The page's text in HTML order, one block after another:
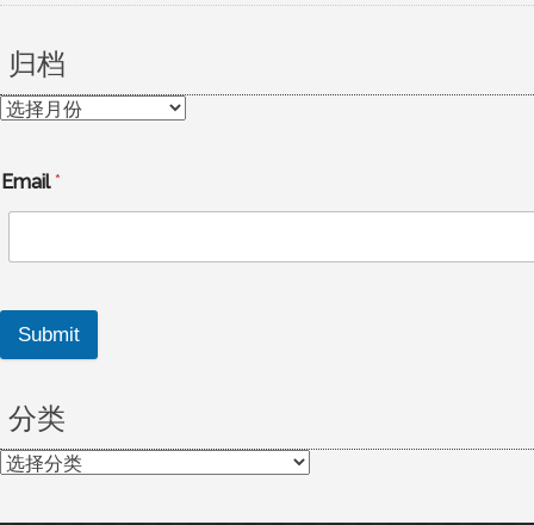
归档
归
Email*
Submit
分类
分